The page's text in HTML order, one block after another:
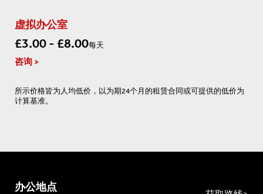
虚拟办公室
£3.00 - £8.00每天
咨询
所示价格皆为人均低价，以为期24个月的租赁合同或可提供的低价为
计算基准。
办公地点